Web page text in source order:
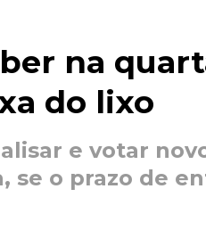
na
do lixo
e votar
se o prazo de